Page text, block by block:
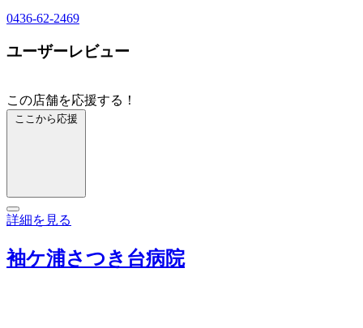
0436-62-2469
ユーザーレビュー
この店舗を応援する！
ここから応援
詳細を見る
袖ケ浦さつき台病院